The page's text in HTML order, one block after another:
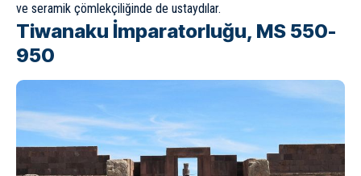
ve seramik çömlekçiliğinde de ustaydılar.
Tiwanaku İmparatorluğu, MS 550-
950